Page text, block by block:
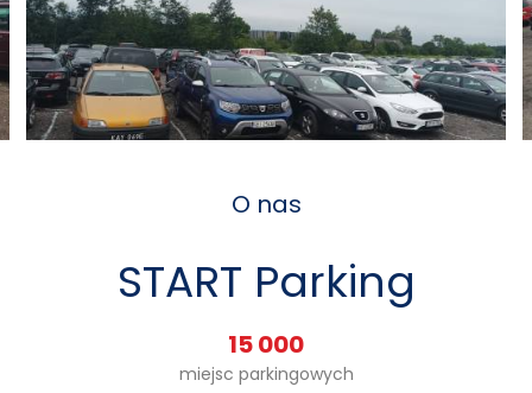
O nas
START Parking
15 000
miejsc parkingowych